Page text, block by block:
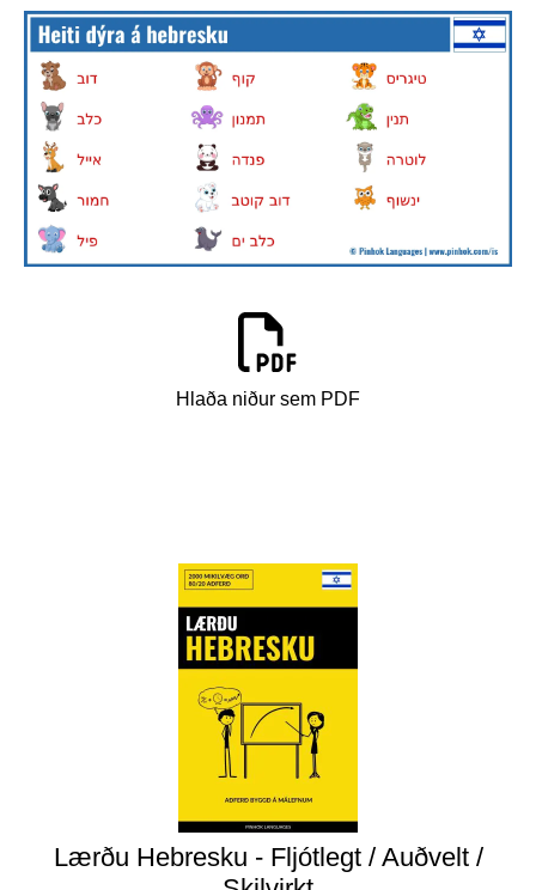
Hlaða niður sem PDF
Lærðu Hebresku - Fljótlegt / Auðvelt /